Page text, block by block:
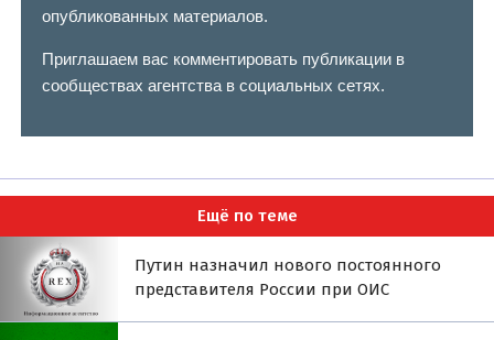
опубликованных материалов.
Приглашаем вас комментировать публикации в
сообществах агентства в социальных сетях.
Ещё по теме
Путин назначил нового постоянного
представителя России при ОИС